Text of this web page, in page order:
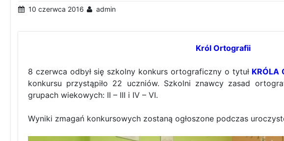
10 czerwca 2016 admin
Król Ortografii
8 czerwca odbył się szkolny konkurs ortograficzny o tytuł KRÓLA
konkursu przystąpiło 22 uczniów. Szkolni znawcy zasad
grupach wiekowych: II – III i IV – VI.
Wyniki zmagań konkursowych zostaną ogłoszone podczas